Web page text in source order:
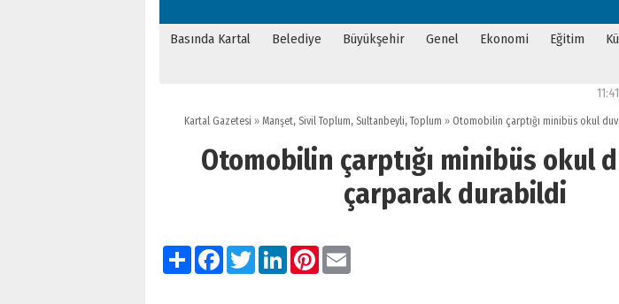
Basında Kartal Belediye Büyükşehir Genel Ekonomi Eğitim
CHP
Kartal Gazetesi » Manşet, Sivil Toplum, Sultanbeyli,Toplum » Otomobilin çarptığı minibüs okul
Otomobilin çarptığı minibüs okul
çarparak durabildi
PaylaşFacebook
TwitterLinkedInPinterest